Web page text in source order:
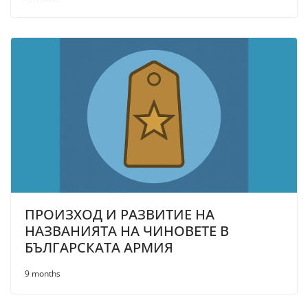
ПРОИЗХОД И РАЗВИТИЕ НА
НАЗВАНИЯТА НА ЧИНОВЕТЕ В
БЪЛГАРСКАТА АРМИЯ
9 months